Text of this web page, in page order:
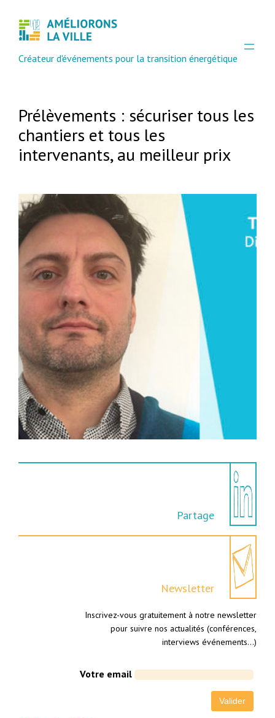
Créateur d'événements pour la transition énergétique
Prélèvements : sécuriser tous les
chantiers et tous les
intervenants, au meilleur prix
Partage
Newsletter
Inscrivez-vous gratuitement à notre newsletter
pour suivre nos actualités (conférences,
interviews événements…)
Votre email